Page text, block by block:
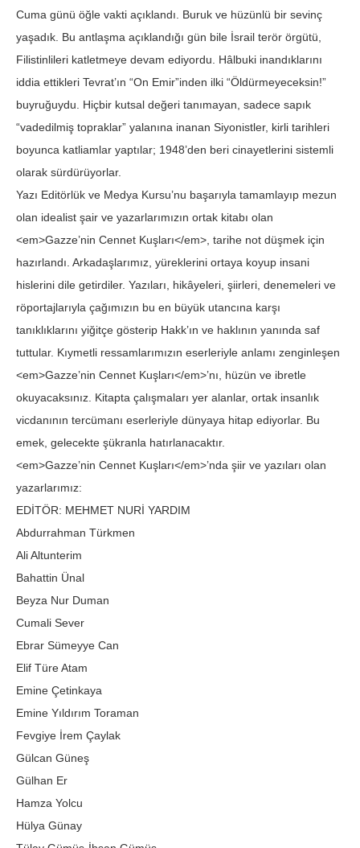
Cuma günü öğle vakti açıklandı. Buruk ve hüzünlü bir sevinç
yaşadık. Bu antlaşma açıklandığı gün bile İsrail terör örgütü,
Filistinlileri katletmeye devam ediyordu. Hâlbuki inandıklarını
iddia ettikleri Tevrat’ın “On Emir”inden ilki “Öldürmeyeceksin!”
buyruğuydu. Hiçbir kutsal değeri tanımayan, sadece sapık
“vadedilmiş topraklar” yalanına inanan Siyonistler, kirli tarihleri
boyunca katliamlar yaptılar; 1948’den beri cinayetlerini sistemli
olarak sürdürüyorlar.
Yazı Editörlük ve Medya Kursu’nu başarıyla tamamlayıp mezun
olan idealist şair ve yazarlarımızın ortak kitabı olan
<em>Gazze’nin Cennet Kuşları</em>, tarihe not düşmek için
hazırlandı. Arkadaşlarımız, yüreklerini ortaya koyup insani
hislerini dile getirdiler. Yazıları, hikâyeleri, şiirleri, denemeleri ve
röportajlarıyla çağımızın bu en büyük utancına karşı
tanıklıklarını yiğitçe gösterip Hakk’ın ve haklının yanında saf
tuttular. Kıymetli ressamlarımızın eserleriyle anlamı zenginleşen
<em>Gazze’nin Cennet Kuşları</em>’nı, hüzün ve ibretle
okuyacaksınız. Kitapta çalışmaları yer alanlar, ortak insanlık
vicdanının tercümanı eserleriyle dünyaya hitap ediyorlar. Bu
emek, gelecekte şükranla hatırlanacaktır.
<em>Gazze’nin Cennet Kuşları</em>’nda şiir ve yazıları olan
yazarlarımız:
EDİTÖR: MEHMET NURİ YARDIM
Abdurrahman Türkmen
Ali Altunterim
Bahattin Ünal
Beyza Nur Duman
Cumali Sever
Ebrar Sümeyye Can
Elif Türe Atam
Emine Çetinkaya
Emine Yıldırım Toraman
Fevgiye İrem Çaylak
Gülcan Güneş
Gülhan Er
Hamza Yolcu
Hülya Günay